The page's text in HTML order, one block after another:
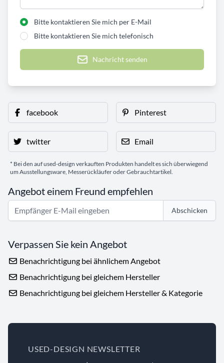
Bitte kontaktieren Sie mich per E-Mail
Bitte kontaktieren Sie mich telefonisch
Nachricht senden
facebook Pinterest
twitter Email
* Bei den auf used-design verkauften Produkten handelt es sich überwiegend
um Ausstellungsware, Messerückläufer oder Gebrauchtartikel.
Angebot einem Freund empfehlen
Abschicken
Verpassen Sie kein Angebot
Benachrichtigung bei ähnlichem Angebot
Benachrichtigung bei gleichem Hersteller
Benachrichtigung bei gleichem Hersteller & Kategorie
USED-DESIGN NEWSLETTER